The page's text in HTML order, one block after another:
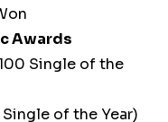
Awards
Single of the
Single of the Year)